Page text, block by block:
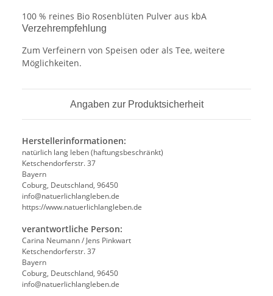
100 % reines Bio Rosenblüten Pulver aus kbA
Verzehrempfehlung
Zum Verfeinern von Speisen oder als Tee, weitere
Möglichkeiten.
Angaben zur Produktsicherheit
Herstellerinformationen:
natürlich lang leben (haftungsbeschränkt)
Ketschendorferstr. 37
Bayern
Coburg, Deutschland, 96450
info@natuerlichlangleben.de
https://www.natuerlichlangleben.de
verantwortliche Person:
Carina Neumann / Jens Pinkwart
Ketschendorferstr. 37
Bayern
Coburg, Deutschland, 96450
info@natuerlichlangleben.de